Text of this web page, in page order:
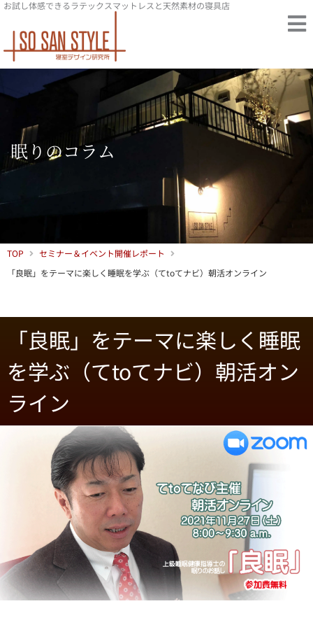
内
を
ス
お試し体感できるラテックスマットレスと天然素材の寝具店
眠りのコラム
TOP
セミナー＆イベント開催レポート
「良眠」をテーマに楽しく睡眠を学ぶ（てtoてナビ）朝活オンライン
「良眠」をテーマに楽しく睡眠
を学ぶ（てtoてナビ）朝活オン
ライン